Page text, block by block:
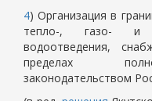
4) Организация в
тепло-, газо- и
водоотведения,
пределах
законодательством